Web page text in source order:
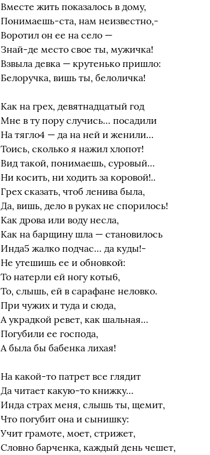
Вместе жить показалось в дому,
Понимаешь-ста, нам неизвестно,-
Воротил он ее на село —
Знай-де место свое ты, мужичка!
Взвыла девка — крутенько пришло:
Белоручка, вишь ты, белоличка!
Как на грех, девятнадцатый год
Мне в ту пору случись… посадили
На тягло4 — да на ней и женили…
Тоись, сколько я нажил хлопот!
Вид такой, понимаешь, суровый…
Ни косить, ни ходить за коровой!..
Грех сказать, чтоб ленива была,
Да, вишь, дело в руках не спорилось!
Как дрова или воду несла,
Как на барщину шла — становилось
Инда5 жалко подчас… да куды!-
Не утешишь ее и обновкой:
То натерли ей ногу коты6,
То, слышь, ей в сарафане неловко.
При чужих и туда и сюда,
А украдкой ревет, как шальная…
Погубили ее господа,
А была бы бабенка лихая!
На какой-то патрет все глядит
Да читает какую-то книжку…
Инда страх меня, слышь ты, щемит,
Что погубит она и сынишку:
Учит грамоте, моет, стрижет,
Словно барченка, каждый день чешет,